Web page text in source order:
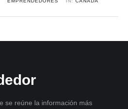
se reúne la información más